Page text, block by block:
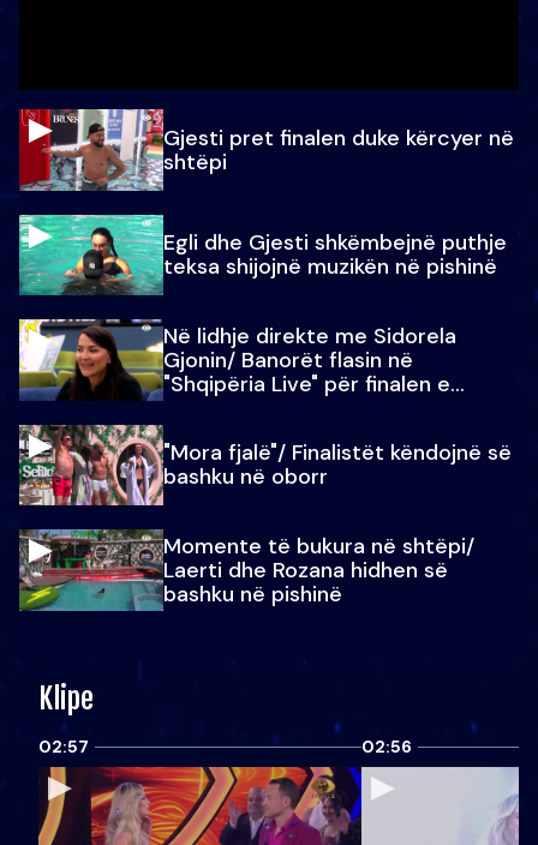
Gjesti pret finalen duke kërcyer në
shtëpi
Egli dhe Gjesti shkëmbejnë puthje
teksa shijojnë muzikën në pishinë
Në lidhje direkte me Sidorela
Gjonin/ Banorët flasin në
"Shqipëria Live" për finalen e
"Mora fjalë"/ Finalistët këndojnë së
bashku në oborr
Momente të bukura në shtëpi/
Laerti dhe Rozana hidhen së
bashku në pishinë
Klipe
02:57 02:56